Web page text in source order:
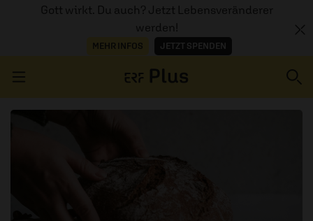
Gott wirkt. Du auch? Jetzt Lebensveränderer
werden!
MEHR INFOS JETZT SPENDEN